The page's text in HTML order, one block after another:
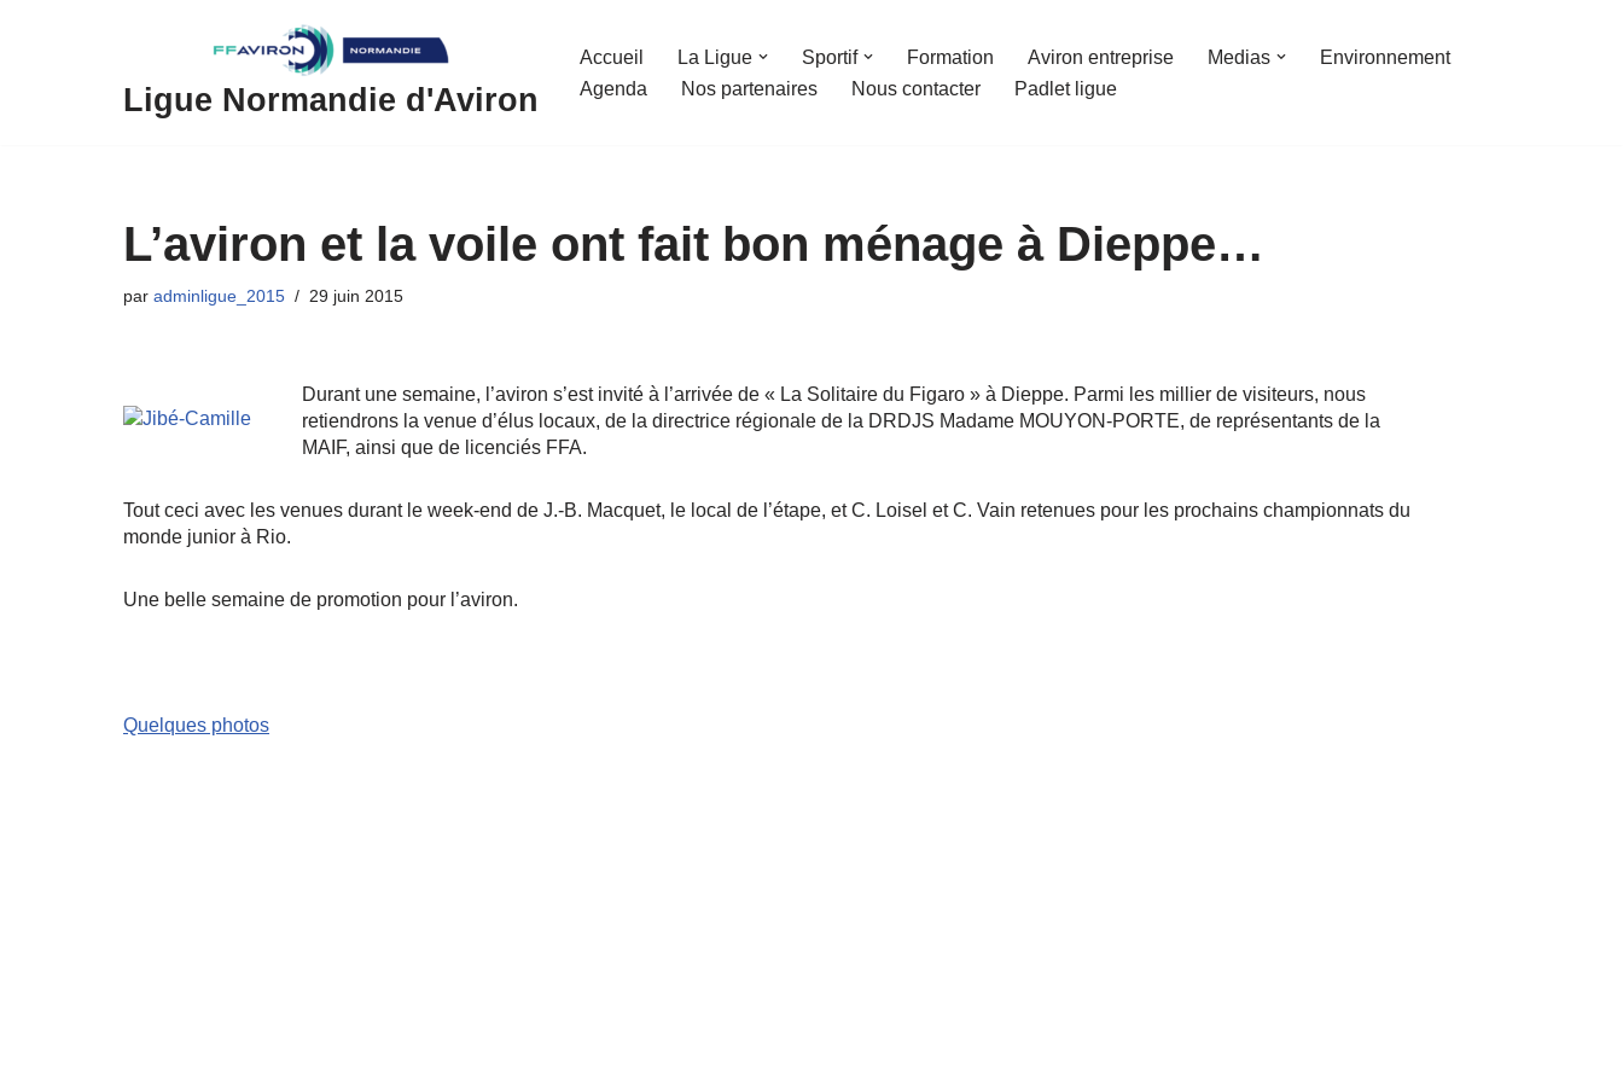
Ligue Normandie d'Aviron
Accueil La Ligue Sportif Formation Aviron entreprise Medias
Environnement
Agenda
Nos partenaires Nous contacter Padlet ligue
L’aviron et la voile ont fait bon ménage à Dieppe…
par adminligue_2015 29 juin 2015
Durant une semaine, l’aviron s’est invité à l’arrivée de « La Solitaire du Figaro » à Dieppe. Parmi les millier de visiteurs, nous
retiendrons la venue d’élus locaux, de la directrice régionale de la DRDJS Madame MOUYON-PORTE, de représentants de la
MAIF, ainsi que de licenciés FFA.
Tout ceci avec les venues durant le week-end de J.-B. Macquet, le local de l’étape, et C. Loisel et C. Vain retenues pour les prochains championnats du
monde junior à Rio.
Une belle semaine de promotion pour l’aviron.
Quelques photos